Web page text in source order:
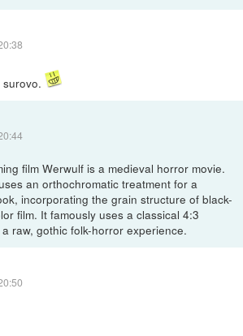
film Werwulf is a medieval horror movie.
an orthochromatic treatment for a
incorporating the grain structure of black-
film. It famously uses a classical 4:3
raw, gothic folk-horror experience.